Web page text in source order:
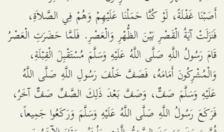
أَصَبْنَا غَفْلَةً، لَوْ كُنَّا حَمَلْنَا عَلَيْهِمْ وَهُمْ فِي الصَّلاَةِ،
فَنَزَلَتْ آيَةُ الْقَصْرِ بَيْنَ الظُّهْرِ وَالْعَصْرِ. فَلَمَّا حَضَرَتِ الْعَصْرُ
قَامَ رَسُولُ اللَّهِ صَلَّى اللَّهُ عَلَيْهِ وَسَلَّمَ مُسْتَقْبِلَ الْقِبْلَةِ،
وَالْمُشْرِكُونَ أَمَامَهُ، فَصَفَّ خَلْفَ رَسُولِ اللَّهِ صَلَّى اللَّهُ
عَلَيْهِ وَسَلَّمَ صَفٌّ، وَصَفَّ بَعْدَ ذَلِكَ الصَّفِّ صَفٌّ آخَرُ،
فَرَكَعَ رَسُولُ اللَّهِ صَلَّى اللَّهُ عَلَيْهِ وَسَلَّمَ وَرَكَعُوا جَمِيعاً،